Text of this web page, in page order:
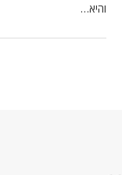
והיא…